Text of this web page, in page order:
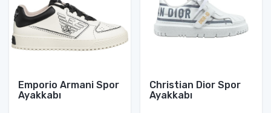
Emporio Armani Spor
Ayakkabı
Christian Dior Spor
Ayakkabı